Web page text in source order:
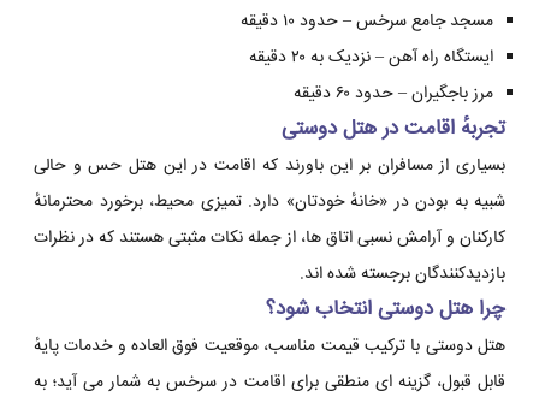
مسجد جامع سرخس – حدود ۱۰ دقیقه
ایستگاه راه آهن – نزدیک به ۲۰ دقیقه
مرز باجگیران – حدود ۶۰ دقیقه
تجربهٔ اقامت در هتل دوستی
بسیاری از مسافران بر این باورند که اقامت در این هتل حس و حالی
شبیه به بودن در «خانهٔ خودتان» دارد. تمیزی محیط، برخورد محترمانهٔ
کارکنان و آرامش نسبی اتاق ها، از جمله نکات مثبتی هستند که در نظرات
بازدیدکنندگان برجسته شده اند.
چرا هتل دوستی انتخاب شود؟
هتل دوستی با ترکیب قیمت مناسب، موقعیت فوق العاده و خدمات پایهٔ
قابل قبول، گزینه ای منطقی برای اقامت در سرخس به شمار می آید؛ به